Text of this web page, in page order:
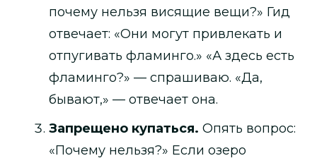
почему нельзя висящие вещи?» Гид
отвечает: «Они могут привлекать и
отпугивать фламинго.» «А здесь есть
фламинго?» — спрашиваю. «Да,
бывают,» — отвечает она.
Запрещено купаться. Опять вопрос:
«Почему нельзя?» Если озеро